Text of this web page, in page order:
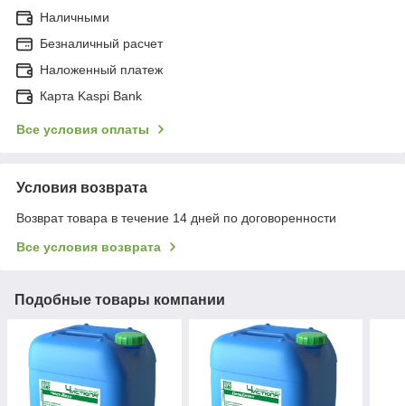
Наличными
Безналичный расчет
Наложенный платеж
Карта Kaspi Bank
Все условия оплаты
Условия возврата
Возврат товара в течение 14 дней по договоренности
Все условия возврата
Подобные товары компании